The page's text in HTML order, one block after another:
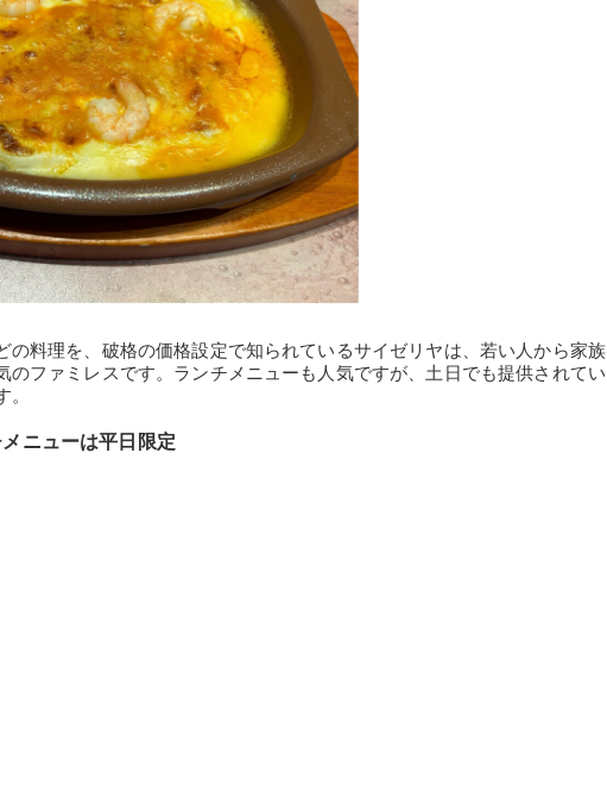
の料理を、破格の価格設定で知られているサイゼリヤは、若い人から家族
のファミレスです。ランチメニューも人気ですが、土日でも提供されてい
ニューは平日限定